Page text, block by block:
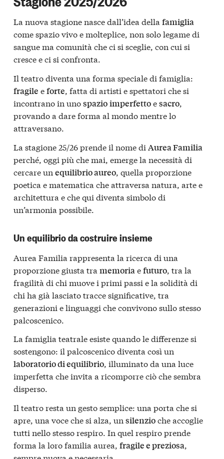
La nuova stagione nasce dall’idea della famiglia
come spazio vivo e molteplice, non solo legame di
sangue ma comunità che ci si sceglie, con cui si
cresce e ci si confronta.
Il teatro diventa una forma speciale di famiglia:
fragile eforte, fatta di artisti e spettatori che si
incontrano in unospazioimperfettoesacro,
provando a dare forma al mondo mentre lo
attraversano.
La stagione 25/26 prende il nome di Aurea Familia
perché, oggi più che mai, emerge la necessità di
cercare un equilibrio aureo, quella proporzione
poetica e matematica che attraversa natura, arte e
architettura e che qui diventa simbolo di
un’armonia possibile.
Un equilibrio da costruire insieme
Aurea Familia rappresenta la ricerca di una
proporzione giusta tra memoriaefuturo, tra la
fragilità di chi muove i primi passi e la solidità di
chi ha già lasciato tracce significative, tra
generazioni e linguaggi che convivono sullo stesso
palcoscenico.
La famiglia teatrale esiste quando le differenze si
sostengono: il palcoscenico diventa così un
laboratorio di equilibrio, illuminato da una luce
imperfetta che invita a ricomporre ciò che sembra
disperso.
Il teatro resta un gesto semplice: una porta che si
apre, una voce che si alza, un silenzioche accoglie
tutti nello stesso respiro. In quel respiro prende
forma la loro familia aurea, fragile e preziosa,